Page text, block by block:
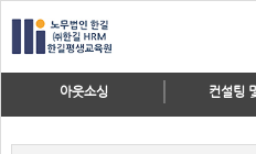
아웃소싱 컨설팅